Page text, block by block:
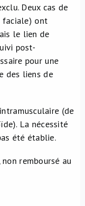
Deux cas de
faciale) ont
le lien de
post-
pour une
des liens de
(de
La nécessité
été établie.
remboursé au